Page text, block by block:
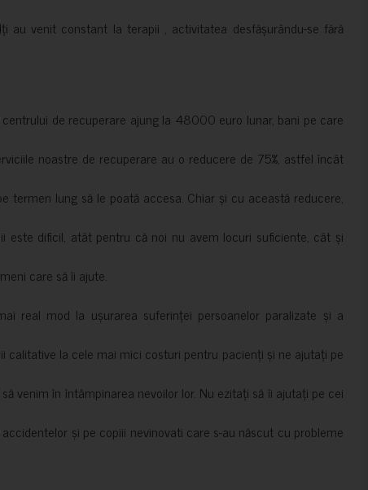
au venit constant la terapii , activitatea desfășurându-se fără
de recuperare ajung la 48000 euro lunar, bani pe care
noastre de recuperare au o reducere de 75%, astfel încât
termen lung să le poată accesa. Chiar și cu această reducere,
este dificil, atât pentru că noi nu avem locuri suficiente, cât și
care să îi ajute.
real mod la ușurarea suferinței persoanelor paralizate și a
calitative la cele mai mici costuri pentru pacienți și ne ajutați pe
venim în întâmpinarea nevoilor lor. Nu ezitați să îi ajutați pe cei
și pe copiii nevinovati care s-au născut cu probleme